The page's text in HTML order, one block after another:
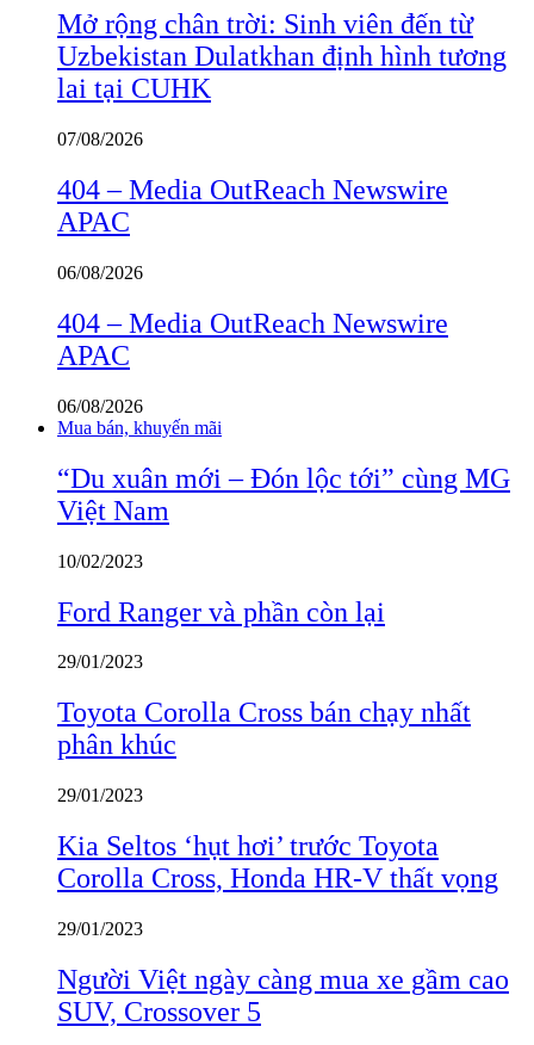
Mở rộng chân trời: Sinh viên đến từ
Uzbekistan Dulatkhan định hình tương
lai tại CUHK
07/08/2026
404 – Media OutReach Newswire
APAC
06/08/2026
404 – Media OutReach Newswire
APAC
06/08/2026
Mua bán, khuyến mãi
“Du xuân mới – Đón lộc tới” cùng MG
Việt Nam
10/02/2023
Ford Ranger và phần còn lại
29/01/2023
Toyota Corolla Cross bán chạy nhất
phân khúc
29/01/2023
Kia Seltos ‘hụt hơi’ trước Toyota
Corolla Cross, Honda HR-V thất vọng
29/01/2023
Người Việt ngày càng mua xe gầm cao
SUV, Crossover 5